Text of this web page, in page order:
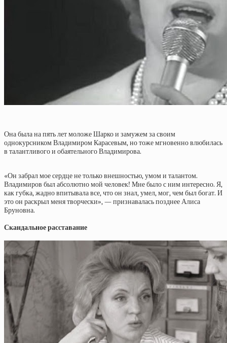
Она была на пять лет моложе Шарко и замужем за своим
однокурсником Владимиром Карасевым, но тоже мгновенно влюбилась
в талантливого и обаятельного Владимирова.
«Он забрал мое сердце не только внешностью, умом и талантом.
Владимиров был абсолютно мой человек! Мне было с ним интересно. Я,
как губка, жадно впитывала все, что он знал, умел, мог, чем был богат. И
это он раскрыл меня творчески», — признавалась позднее Алиса
Бруновна.
Скандальное расставание